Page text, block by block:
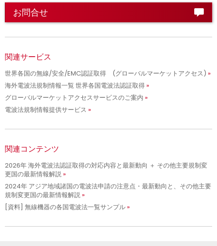
お問合せ
関連サービス
世界各国の無線/安全/EMC認証取得 (グローバルマーケットアクセス)
海外電波法規制情報一覧 世界各国電波法認証取得
グローバルマーケットアクセスサービスのご案内
電波法規制情報提供サービス
関連コンテンツ
2026年 海外電波法認証取得の対応内容と最新動向 ＋ その他主要規制変
更国の最新情報解説
2024年 アジア地域諸国の電波法申請の注意点・最新動向と、その他主要
規制変更国の最新情報解説
[資料] 無線機器の各国電波法一覧サンプル